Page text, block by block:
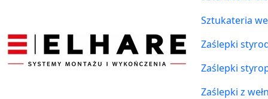
Sztukateria
Zaślepki
Zaślepki
Zaślepki z